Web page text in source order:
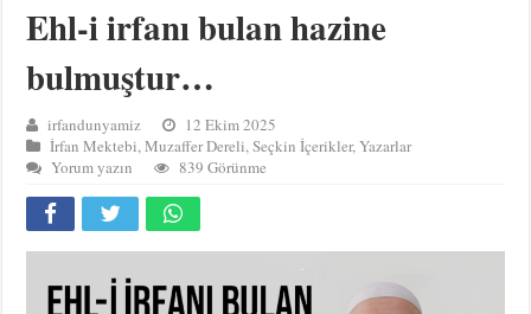
Ehl-i irfanı bulan hazine
bulmuştur…
irfandunyamiz
12 Ekim 2025
İrfan Mektebi,Muzaffer Dereli,Seçkin İçerikler,Yazarlar
Yorum yazın
839 Görünme